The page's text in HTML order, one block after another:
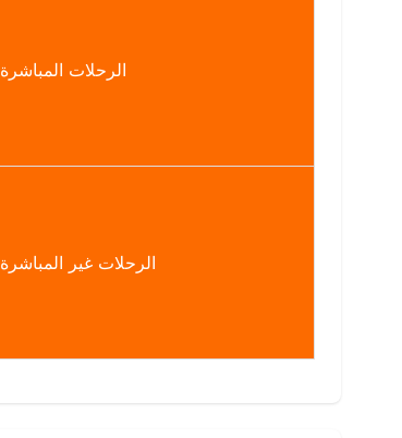
الرحلات المباشرة
الرحلات غير المباشرة